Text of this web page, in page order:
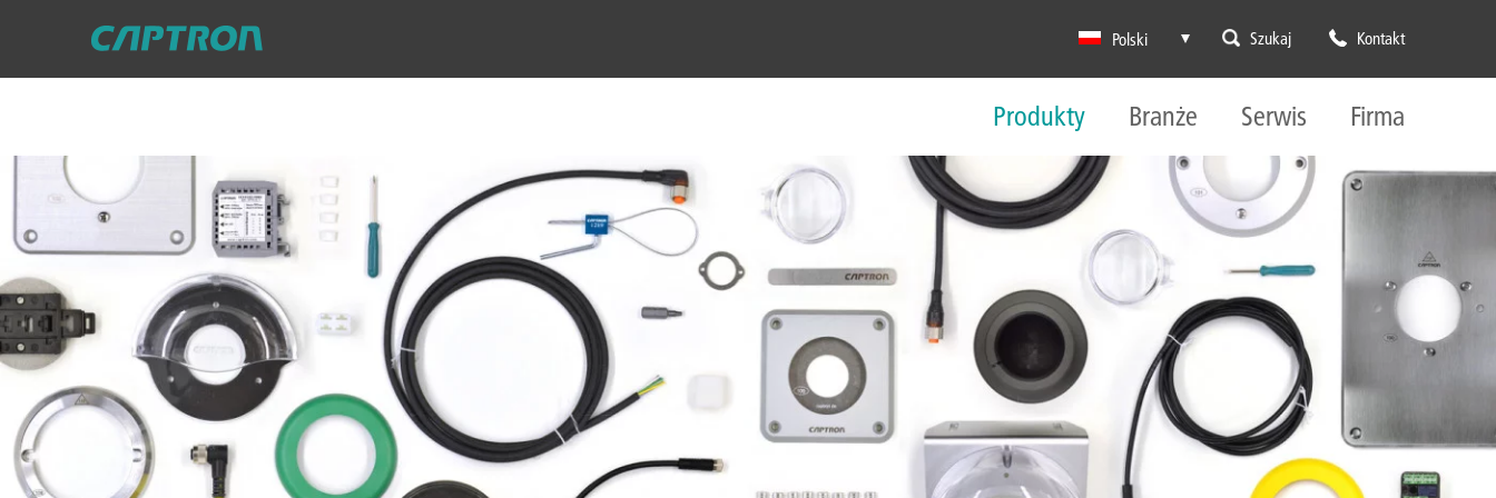
Polski Szukaj Kontakt
Produkty Branże Serwis Firma